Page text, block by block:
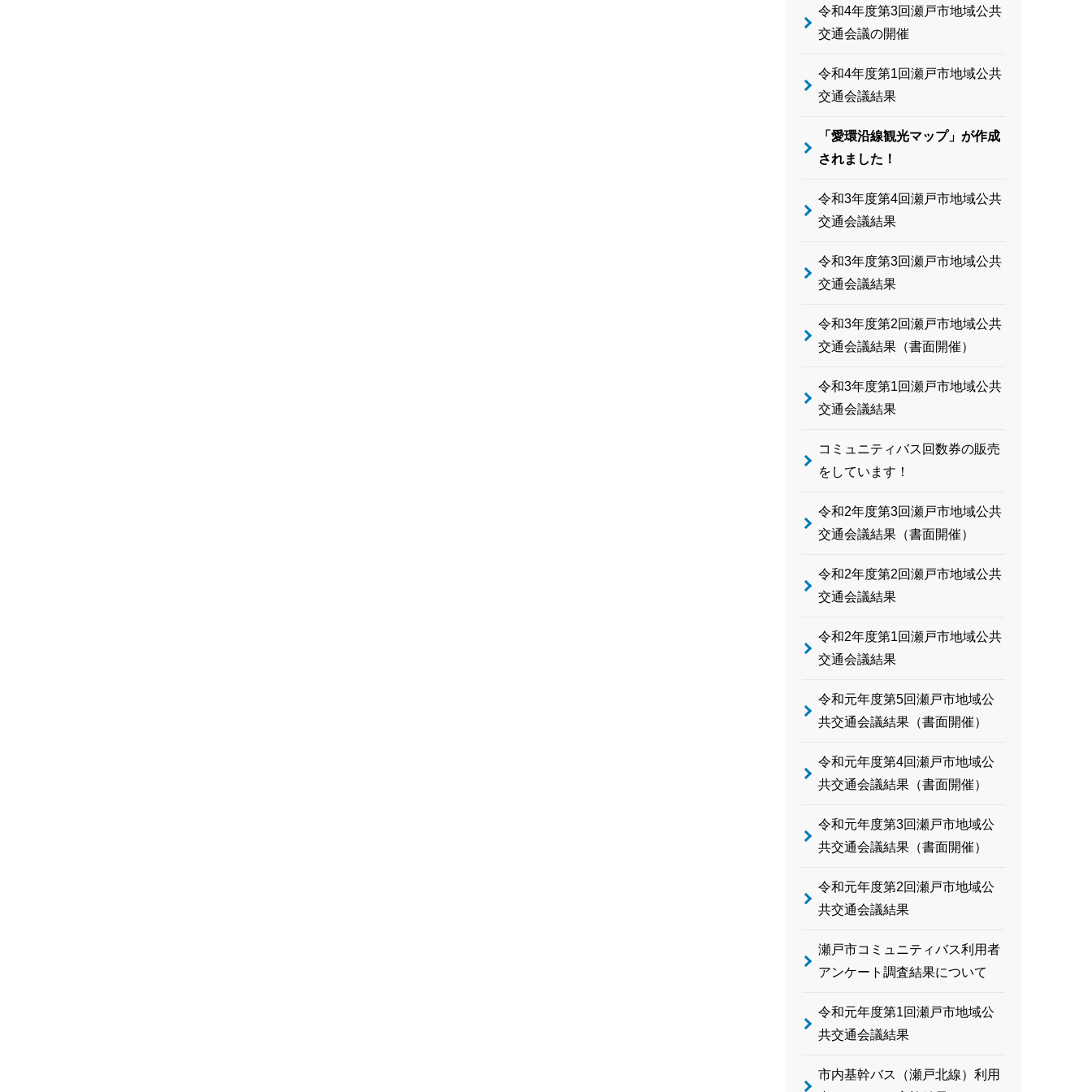
令和4年度第3回瀬戸市地域公共
交通会議の開催
令和4年度第1回瀬戸市地域公共
交通会議結果
「愛環沿線観光マップ」が作成
されました！
令和3年度第4回瀬戸市地域公共
交通会議結果
令和3年度第3回瀬戸市地域公共
交通会議結果
令和3年度第2回瀬戸市地域公共
交通会議結果（書面開催）
令和3年度第1回瀬戸市地域公共
交通会議結果
コミュニティバス回数券の販売
をしています！
令和2年度第3回瀬戸市地域公共
交通会議結果（書面開催）
令和2年度第2回瀬戸市地域公共
交通会議結果
令和2年度第1回瀬戸市地域公共
交通会議結果
令和元年度第5回瀬戸市地域公
共交通会議結果（書面開催）
令和元年度第4回瀬戸市地域公
共交通会議結果（書面開催）
令和元年度第3回瀬戸市地域公
共交通会議結果（書面開催）
令和元年度第2回瀬戸市地域公
共交通会議結果
瀬戸市コミュニティバス利用者
アンケート調査結果について
令和元年度第1回瀬戸市地域公
共交通会議結果
市内基幹バス（瀬戸北線）利用